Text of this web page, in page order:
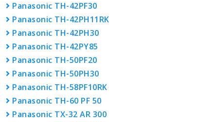
Panasonic TH-42PF30
Panasonic TH-42PH11RK
Panasonic TH-42PH30
Panasonic TH-42PY85
Panasonic TH-50PF20
Panasonic TH-50PH30
Panasonic TH-58PF10RK
Panasonic TH-60 PF 50
Panasonic TX-32 AR 300